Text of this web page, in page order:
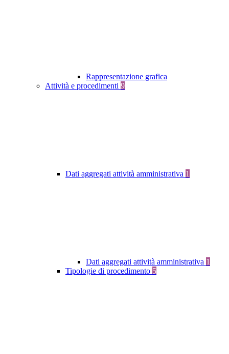
Rappresentazione grafica
Attività e procedimenti 9
Dati aggregati attività amministrativa 1
Dati aggregati attività amministrativa 1
Tipologie di procedimento 5